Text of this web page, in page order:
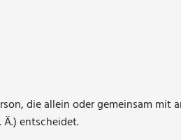
die allein oder gemeinsam
Ä.) entscheidet.